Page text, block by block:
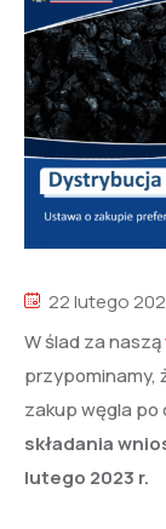
22 lutego
W ślad za naszą
przypominamy,
zakup węgla
składania
lutego 2023 r.